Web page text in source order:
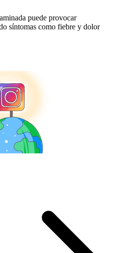
puede provocar
síntomas como fiebre y dolor